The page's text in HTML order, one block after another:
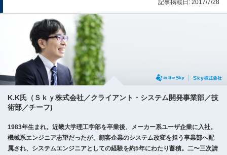
記事掲載日: 2017/7/28
K.K氏（Ｓｋｙ株式会社／クライアント・システム開発事業部／技
術部／チーフ)
1983年生まれ。近畿大学理工学部を卒業後、メーカー系ユーザ企業に入社。
機械系エンジニア志望だったが、顧客企業のシステム改変を担う事業部へ配
属され、システムエンジニアとしての経験を約5年にわたり蓄積。二〜三次請